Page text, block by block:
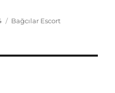
Kategoriler
Bağcılar Escort